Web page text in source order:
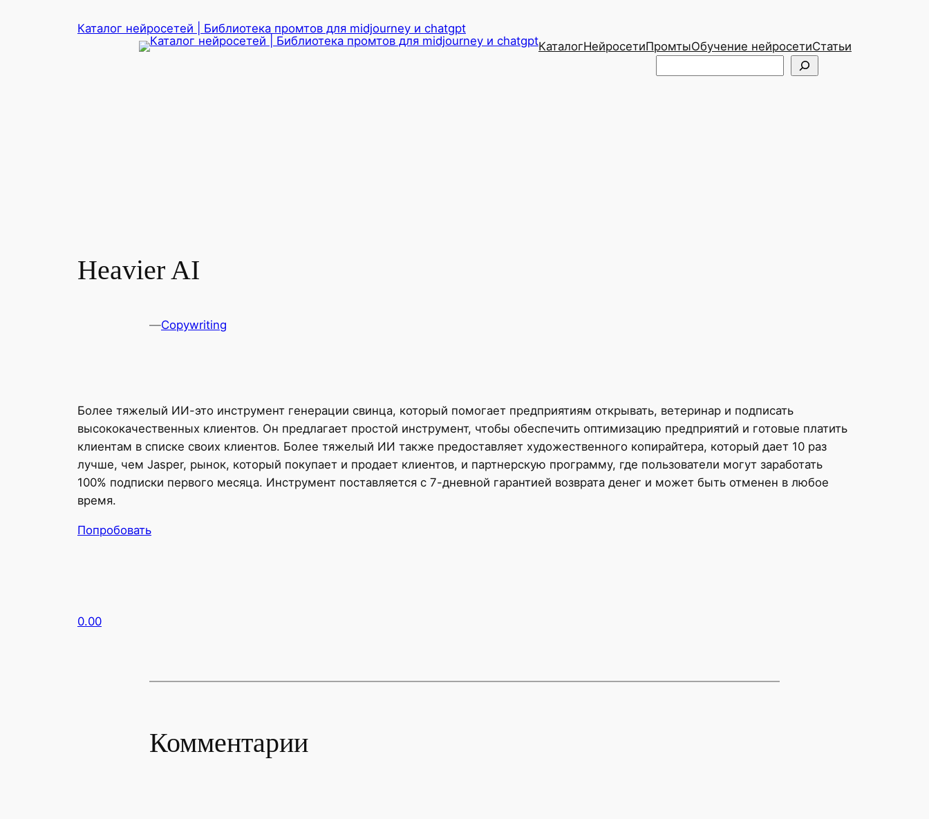
Каталог нейросетей | Библиотека промтов для midjourney и chatgpt
КаталогНейросетиПромтыОбучение нейросетиСтатьи
Telegram
Heavier AI
—Copywriting
Более тяжелый ИИ-это инструмент генерации свинца, который помогает предприятиям открывать, ветеринар и подписать
высококачественных клиентов. Он предлагает простой инструмент, чтобы обеспечить оптимизацию предприятий и готовые платить
клиентам в списке своих клиентов. Более тяжелый ИИ также предоставляет художественного копирайтера, который дает 10 раз
лучше, чем Jasper, рынок, который покупает и продает клиентов, и партнерскую программу, где пользователи могут заработать
100% подписки первого месяца. Инструмент поставляется с 7-дневной гарантией возврата денег и может быть отменен в любое
время.
Попробовать
0.00
Комментарии